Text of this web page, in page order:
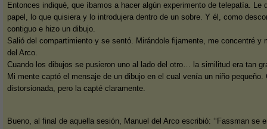
Entonces indiqué, que íbamos a hacer algún experimento de telepatía.
papel, lo que quisiera y lo introdujera dentro de un sobre. Y él, como
contiguo e hizo un dibujo.
Salió del compartimiento y se sentó. Mirándole fijamente, me concentré
del Arco.
Cuando los dibujos se pusieron uno al lado del otro… la similitud era tan
Mi mente captó el mensaje de un dibujo en el cual venía un niño
distorsionada, pero la capté claramente.
Bueno, al final de aquella sesión, Manuel del Arco escribió: ‘‘Fassman